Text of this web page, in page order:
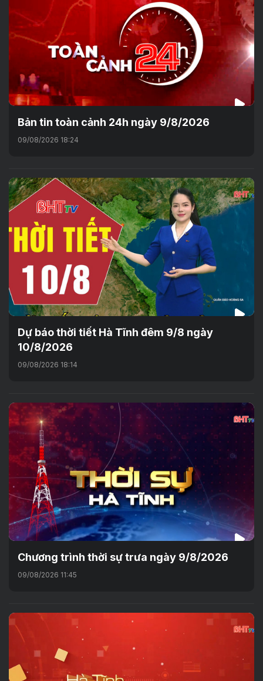
Bản tin toàn cảnh 24h ngày 9/8/2026
09/08/2026 18:24
Dự báo thời tiết Hà Tĩnh đêm 9/8 ngày
10/8/2026
09/08/2026 18:14
Chương trình thời sự trưa ngày 9/8/2026
09/08/2026 11:45